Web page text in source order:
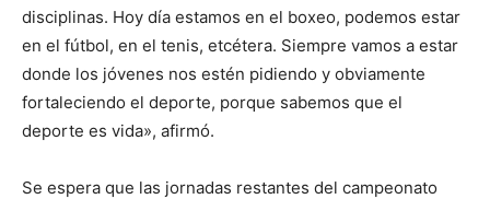
disciplinas. Hoy día estamos en el boxeo, podemos estar
en el fútbol, en el tenis, etcétera. Siempre vamos a estar
donde los jóvenes nos estén pidiendo y obviamente
fortaleciendo el deporte, porque sabemos que el
deporte es vida», afirmó.
Se espera que las jornadas restantes del campeonato